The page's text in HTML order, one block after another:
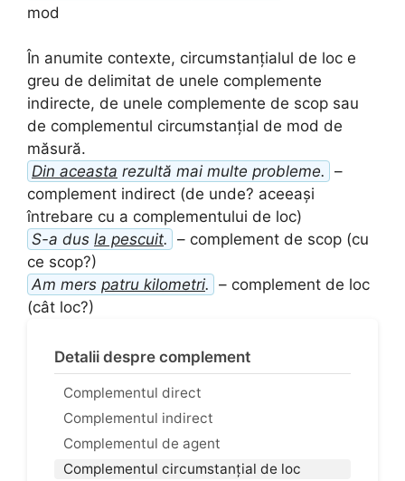
mod
În anumite contexte, circumstanțialul de loc e
greu de delimitat de unele complemente
indirecte, de unele complemente de scop sau
de complementul circumstanțial de mod de
măsură.
Din aceasta rezultă mai multe probleme. –
complement indirect (de unde? aceeași
întrebare cu a complementului de loc)
S-a dus la pescuit. – complement de scop (cu
ce scop?)
Am mers patru kilometri. – complement de loc
(cât loc?)
Detalii despre complement
Complementul direct
Complementul indirect
Complementul de agent
Complementul circumstanțial de loc